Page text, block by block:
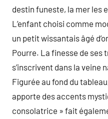
destin funeste, la mer les
L’enfant choisi comme
un petit wissantais âgé
Pourre. La finesse de ses
s’inscrivent dans la veine
Figurée au fond du
apporte des accents
consolatrice » fait